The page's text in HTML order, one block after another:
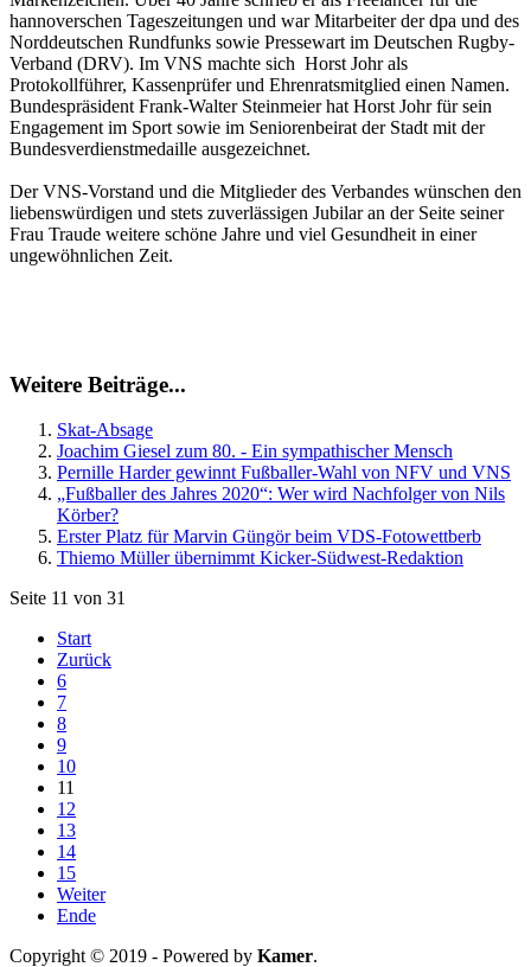
hannoverschen Tageszeitungen und war Mitarbeiter der dpa und des
Norddeutschen Rundfunks sowie Pressewart im Deutschen Rugby-
Verband (DRV). Im VNS machte sich Horst Johr als
Protokollführer, Kassenprüfer und Ehrenratsmitglied einen Namen.
Bundespräsident Frank-Walter Steinmeier hat Horst Johr für sein
Engagement im Sport sowie im Seniorenbeirat der Stadt mit der
Bundesverdienstmedaille ausgezeichnet.
Der VNS-Vorstand und die Mitglieder des Verbandes wünschen den
liebenswürdigen und stets zuverlässigen Jubilar an der Seite seiner
Frau Traude weitere schöne Jahre und viel Gesundheit in einer
ungewöhnlichen Zeit.
Weitere Beiträge...
Skat-Absage
Joachim Giesel zum 80. - Ein sympathischer Mensch
Pernille Harder gewinnt Fußballer-Wahl von NFV und VNS
„Fußballer des Jahres 2020“: Wer wird Nachfolger von Nils
Körber?
Erster Platz für Marvin Güngör beim VDS-Fotowettberb
Thiemo Müller übernimmt Kicker-Südwest-Redaktion
Seite 11 von 31
Start
Zurück
6
7
8
9
10
11
12
13
14
15
Weiter
Ende
Copyright © 2019 - Powered by Kamer.